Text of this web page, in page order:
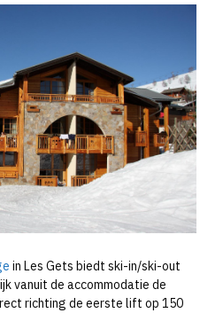
in Les Gets biedt ski-in/ski-out
vanuit de accommodatie de
richting de eerste lift op 150